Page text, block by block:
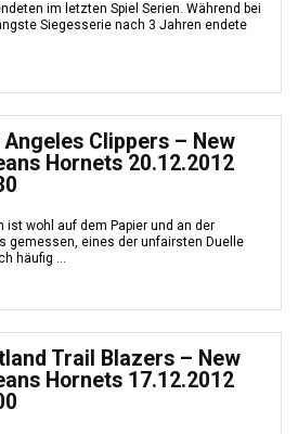
im letzten Spiel Serien. Während bei
Siegesserie nach 3 Jahren endete
Angeles Clippers – New
Hornets 20.12.2012
ist wohl auf dem Papier und an der
gemessen, eines der unfairsten Duelle
häufig ...
Trail Blazers – New
Hornets 17.12.2012